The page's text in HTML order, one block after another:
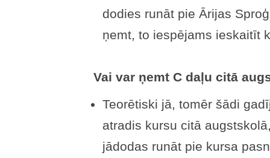
dodies runāt pie Ārijas
ņemt, to iespējams ieskaitīt
Vai var ņemt C daļu citā
Teorētiski jā, tomēr šādi
atradis kursu citā
jādodas runāt pie kursa